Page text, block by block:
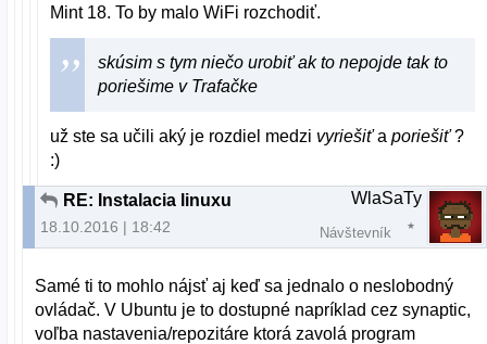
Mint 18. To by malo WiFi rozchodiť.
skúsim s tym niečo urobiť ak to nepojde tak to
poriešime v Trafačke
už ste sa učili aký je rozdiel medzi vyriešiťaporiešiť?
:)
RE: Instalacia linuxu
18.10.2016 | 18:42
WlaSaTy
Návštevník
Samé ti to mohlo nájsť aj keď sa jednalo o neslobodný
ovládač. V Ubuntu je to dostupné napríklad cez synaptic,
voľba nastavenia/repozitáre ktorá zavolá program